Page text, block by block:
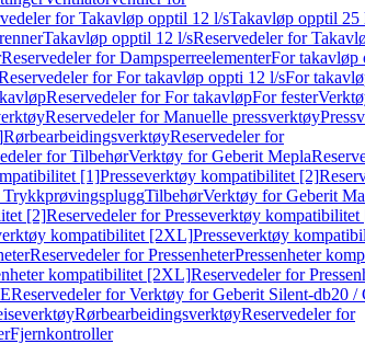
for Takavløp opptil 12 l/sTakavløp opptil 25
Takavløp opptil 12 l/sReservedeler for
Reservedeler for DampsperreelementerFor takavløp
for For takavløp oppti 12 l/sFor
Reservedeler for For takavløpFor fester
Reservedeler for Manuelle pressverktøy
RørbearbeidingsverktøyReservedeler for
for TilbehørVerktøy for Geberit Mepla
[1]Presseverktøy kompatibilitet [2]
TrykkprøvingspluggTilbehørVerktøy for Geberit
[2]Reservedeler for Presseverktøy kompatibilitet
kompatibilitet [2XL]Presseverktøy
Reservedeler for PressenheterPressenheter
kompatibilitet [2XL]Reservedeler for
Reservedeler for Verktøy for Geberit Silent-db20 /
RørbearbeidingsverktøyReservedeler for
Fjernkontroller